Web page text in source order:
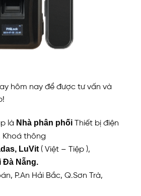
hôm nay để được tư vấn và
là Nhà phân phối Thiết bị điện
Khoá thông
LuVit( Việt – Tiệp ),
Đà Nẵng.
P.An Hải Bắc, Q.Sơn Trà,